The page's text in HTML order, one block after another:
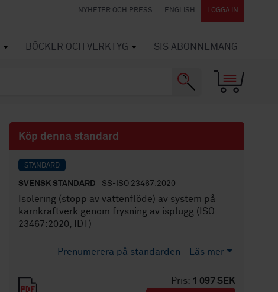
NYHETER OCH PRESS ENGLISH LOGGA IN
BÖCKER OCH VERKTYG SIS ABONNEMANG
Köp denna standard
STANDARD
SVENSK STANDARD · SS-ISO 23467:2020
Isolering (stopp av vattenflöde) av system på
kärnkraftverk genom frysning av isplugg (ISO
23467:2020, IDT)
Prenumerera på standarden - Läs mer
Pris: 1 097 SEK